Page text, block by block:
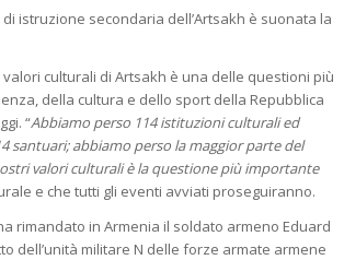
istruzione secondaria dell’Artsakh è suonata la
culturali di Artsakh è una delle questioni più
della cultura e dello sport della Repubblica
“Abbiamo perso 114 istituzioni culturali ed
santuari; abbiamo perso la maggior parte del
valori culturali è la questione più importante
e che tutti gli eventi avviati proseguiranno.
rimandato in Armenia il soldato armeno Eduard
dell’unità militare N delle forze armate armene